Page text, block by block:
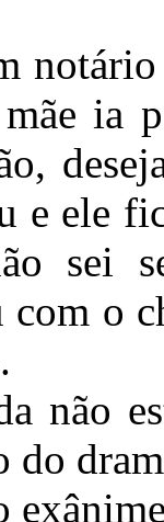
notário
ia
e ele
sei
com o
não
do